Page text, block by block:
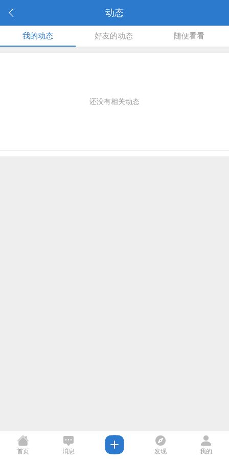
动态
我的动态 好友的动态 随便看看
还没有相关动态
首页 消息 发现 我的